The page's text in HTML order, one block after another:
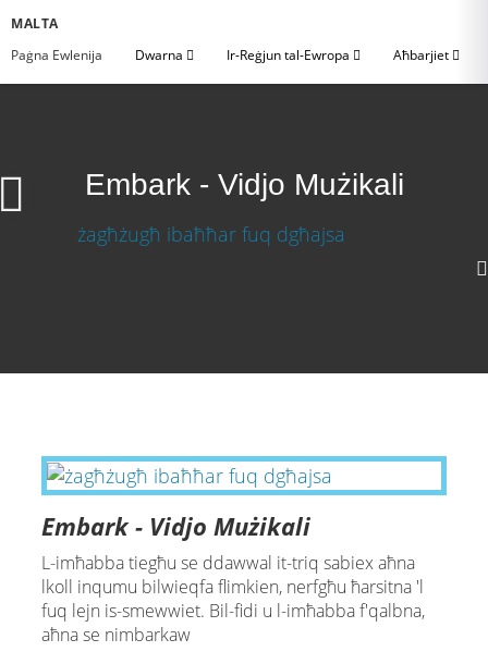
MALTA
Paġna Ewlenija
Dwarna Ir-Reġjun tal-Ewropa Aħbarjiet
Embark - Vidjo Mużikali
Embark - Vidjo Mużikali
L-imħabba tiegħu se ddawwal it-triq sabiex aħna
lkoll inqumu bilwieqfa flimkien, nerfgħu ħarsitna 'l
fuq lejn is-smewwiet. Bil-fidi u l-imħabba f'qalbna,
aħna se nimbarkaw